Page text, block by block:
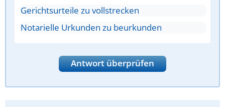
Gerichtsurteile zu vollstrecken
Notarielle Urkunden zu beurkunden
Antwort überprüfen